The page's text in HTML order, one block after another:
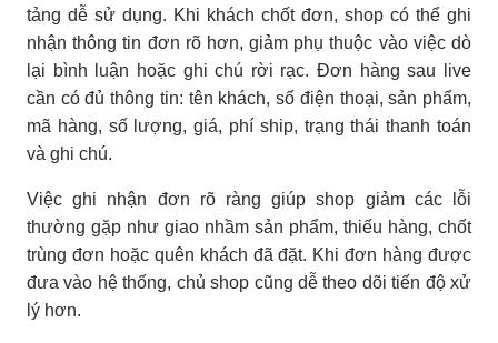
tảng dễ sử dụng. Khi khách chốt đơn, shop có thể ghi
nhận thông tin đơn rõ hơn, giảm phụ thuộc vào việc dò
lại bình luận hoặc ghi chú rời rạc. Đơn hàng sau live
cần có đủ thông tin: tên khách, số điện thoại, sản phẩm,
mã hàng, số lượng, giá, phí ship, trạng thái thanh toán
và ghi chú.
Việc ghi nhận đơn rõ ràng giúp shop giảm các lỗi
thường gặp như giao nhầm sản phẩm, thiếu hàng, chốt
trùng đơn hoặc quên khách đã đặt. Khi đơn hàng được
đưa vào hệ thống, chủ shop cũng dễ theo dõi tiến độ xử
lý hơn.